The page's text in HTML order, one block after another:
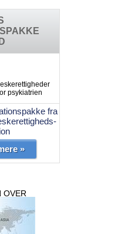
psykiatrien
fra
»
OVER